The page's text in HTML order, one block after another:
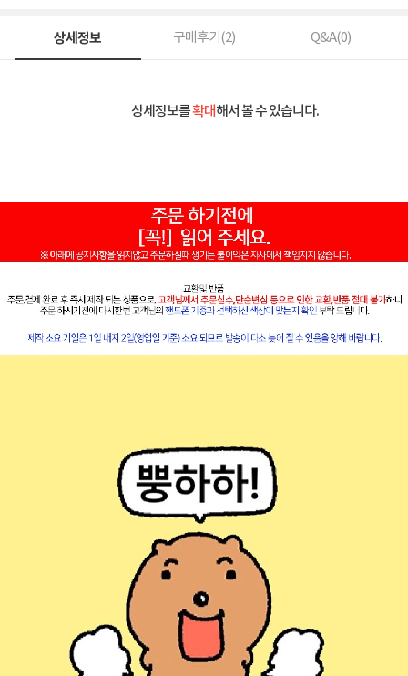
상세정보 구매후기(2) Q&A(0)
상세정보를확대해서 볼 수 있습니다.